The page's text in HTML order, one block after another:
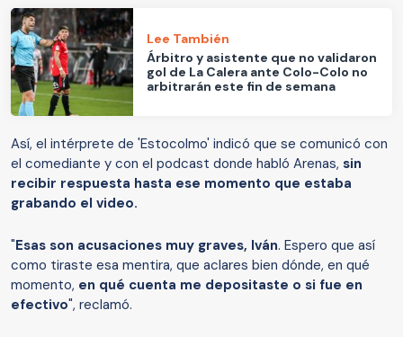
Lee También
Árbitro y asistente que no validaron
gol de La Calera ante Colo-Colo no
arbitrarán este fin de semana
Así, el intérprete de 'Estocolmo' indicó que se comunicó con
el comediante y con el podcast donde habló Arenas, sin
recibir respuesta hasta ese momento que estaba
grabando el video.
"Esas son acusaciones muy graves, Iván. Espero que así
como tiraste esa mentira, que aclares bien dónde, en qué
momento, en qué cuenta me depositaste o si fue en
efectivo", reclamó.